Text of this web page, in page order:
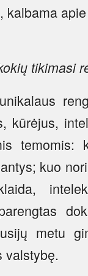
tikimasi
kūrėjus,
temomis:
kuo
metu
valstybę.